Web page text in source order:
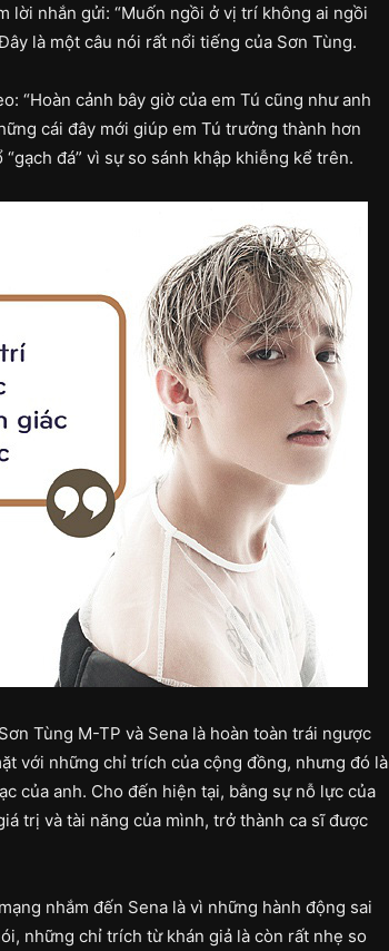
lời nhắn gửi: “Muốn ngồi ở vị trí không ai ngồi
là một câu nói rất nổi tiếng của Sơn Tùng.
“Hoàn cảnh bây giờ của em Tú cũng như anh
cái đây mới giúp em Tú trưởng thành hơn
đá” vì sự so sánh khập khiễng kể trên.
Tùng M-TP và Sena là hoàn toàn trái ngược
với những chỉ trích của cộng đồng, nhưng đó là
của anh. Cho đến hiện tại, bằng sự nỗ lực của
trị và tài năng của mình, trở thành ca sĩ được
nhắm đến Sena là vì những hành động sai
những chỉ trích từ khán giả là còn rất nhẹ so